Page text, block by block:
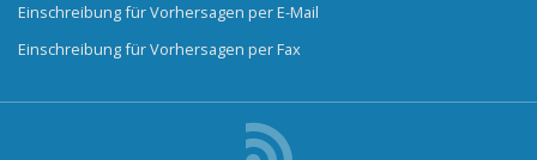
Einschreibung für Vorhersagen per E-Mail
Einschreibung für Vorhersagen per Fax